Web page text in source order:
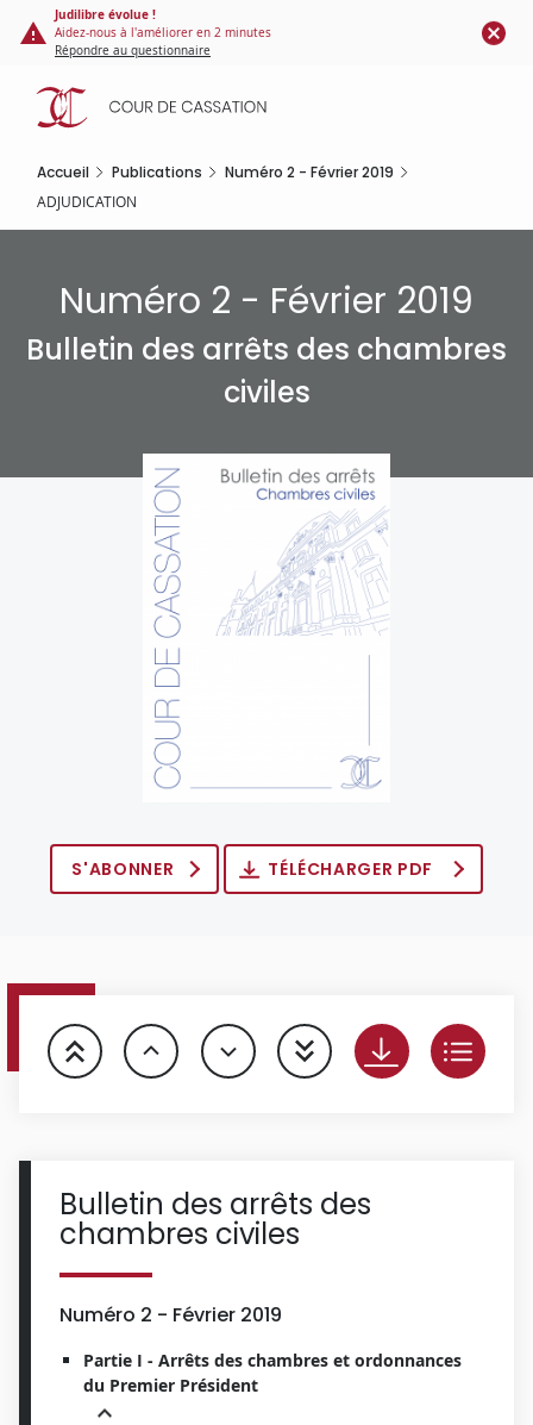
Panneau de gestion des cookies
contenu
principal
Judilibre évolue !
Aidez-nous à l'améliorer en 2 minutes
Répondre au questionnaire
Accueil Publications Numéro 2 - Février 2019
ADJUDICATION
Numéro 2 - Février 2019
Bulletin des arrêts des chambres
civiles
S'ABONNER TÉLÉCHARGER PDF
Bulletin des arrêts des
chambres civiles
Numéro 2 - Février 2019
Partie I - Arrêts des chambres et ordonnances
du Premier Président